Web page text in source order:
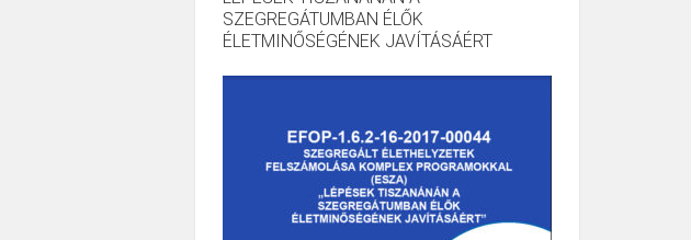
SZEGREGÁTUMBAN ÉLŐK
ÉLETMINŐSÉGÉNEK JAVÍTÁSÁÉRT